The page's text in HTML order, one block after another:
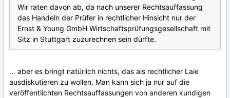
Wir raten davon ab, da nach unserer Rechtsauffassung
das Handeln der Prüfer in rechtlicher Hinsicht nur der
Ernst & Young GmbH Wirtschaftsprüfungsgesellschaft mit
Sitz in Stuttgart zuzurechnen sein dürfte.
... aber es bringt natürlich nichts, das als rechtlicher Laie
ausdiskutieren zu wollen. Man kann sich ja nur auf die
veröffentlichten Rechtsauffassungen von anderen kundigen